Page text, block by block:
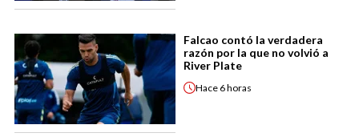
Falcao contó la verdadera
razón por la que no volvió a
River Plate
Hace 6 horas